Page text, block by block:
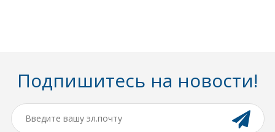
Подпишитесь на новости!